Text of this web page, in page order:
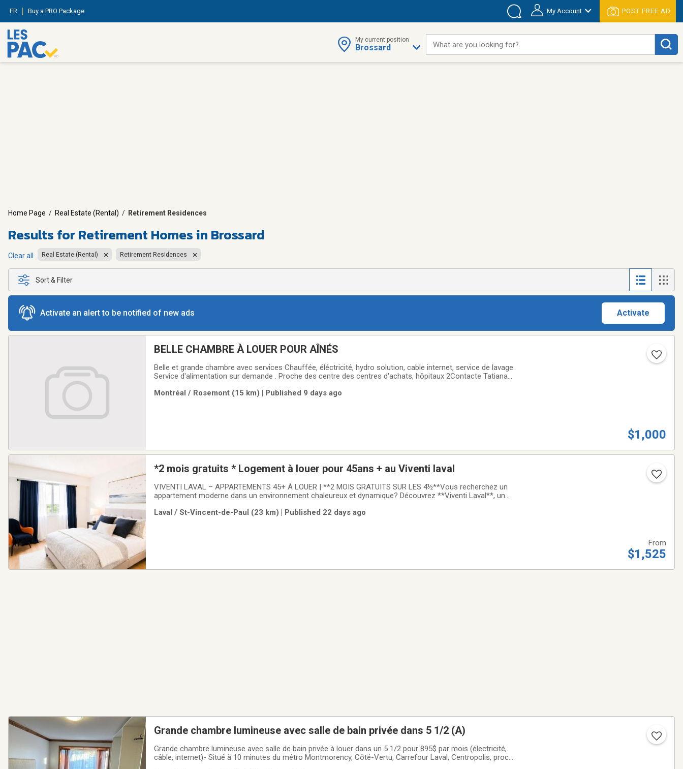
FR Buy a PRO Package My Account POST FREE AD
My current position
Brossard What are you looking for?
Home Page / Real Estate (Rental) / Retirement Residences
Results forRetirement Homes in Brossard
Clear all Real Estate (Rental) Retirement Residences
Sort & Filter
Activate an alert to be notified of new ads Activate
BELLE CHAMBRE À LOUER POUR AÎNÉS
Belle et grande chambre avec services Chauffée, éléctricité, hydro solution, cable internet, service de lavage.
Service d'alimentation sur demande . Proche des centre des centres d'achats, hôpitaux 2Contacte Tatiana
Montréal / Rosemont (15 km) | Published 9 days ago
$1,000
*2 mois gratuits * Logement à louer pour 45ans + au Viventi laval
VIVENTI LAVAL – APPARTEMENTS 45+ À LOUER | **2 MOIS GRATUITS SUR LES 4½**Vous recherchez un
appartement moderne dans un environnement chaleureux et dynamique? Découvrez **Viventi Laval**, un
GRATUITS à la signature d'un bail sur nos
Laval / St-Vincent-de-Paul (23 km) | Published 22 days ago
From
$1,525
Grande chambre lumineuse avec salle de bain privée dans 5 1/2 (A)
Grande chambre lumineuse avec salle de bain privée à louer dans un 5 1/2 pour 895$ par mois (électricité,
câble, internet)- Situé à 10 minutes du métro Montmorency, Côté-Vertu, Carrefour Laval, Centropolis, proche